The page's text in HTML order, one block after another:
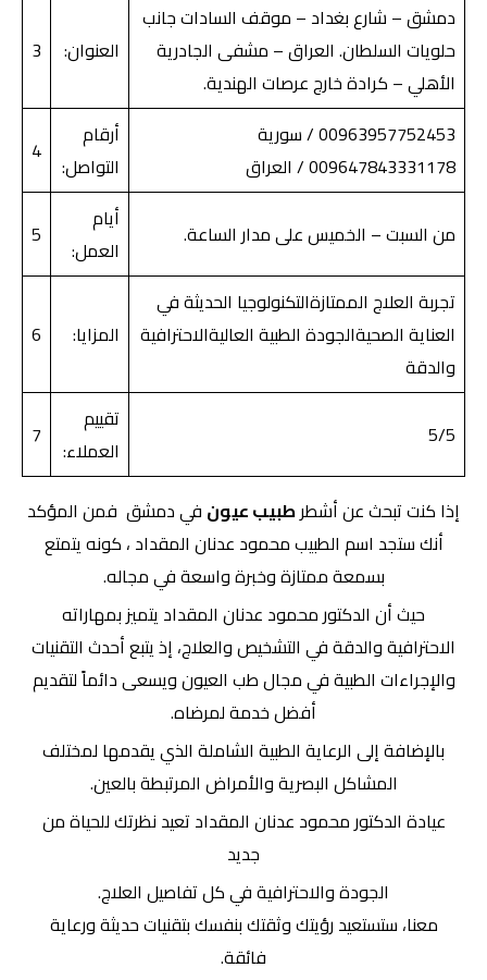
دمشق – شارع بغداد – موقف السادات جانب
حلويات السلطان. العراق – مشفى الجادرية
الأهلي – كرادة خارج عرصات الهندية.
العنوان: 3
00963957752453 / سورية
009647843331178 / العراق
أرقام
التواصل:
4
من السبت – الخميس على مدار الساعة.
أيام
العمل:
5
تجربة العلاج الممتازةالتكنولوجيا الحديثة في
العناية الصحيةالجودة الطبية العاليةالاحترافية
والدقة
المزايا: 6
5/5
تقييم
العملاء:
7
إذا كنت تبحث عن أشطرطبيب عيون في دمشق فمن المؤكد
أنك ستجد اسم الطبيب محمود عدنان المقداد ، كونه يتمتع
بسمعة ممتازة وخبرة واسعة في مجاله.
حيث أن الدكتور محمود عدنان المقداد يتميز بمهاراته
الاحترافية والدقة في التشخيص والعلاج، إذ يتبع أحدث التقنيات
والإجراءات الطبية في مجال طب العيون ويسعى دائماً لتقديم
أفضل خدمة لمرضاه.
بالإضافة إلى الرعاية الطبية الشاملة الذي يقدمها لمختلف
المشاكل البصرية والأمراض المرتبطة بالعين.
عيادة الدكتور محمود عدنان المقداد تعيد نظرتك للحياة من
جديد
الجودة والاحترافية في كل تفاصيل العلاج.
معنا، ستستعيد رؤيتك وثقتك بنفسك بتقنيات حديثة ورعاية
فائقة.